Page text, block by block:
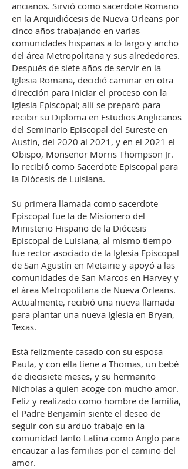
ancianos. Sirvió como sacerdote Romano
en la Arquidiócesis de Nueva Orleans por
cinco años trabajando en varias
comunidades hispanas a lo largo y ancho
del área Metropolitana y sus alrededores.
Después de siete años de servir en la
Iglesia Romana, decidió caminar en otra
dirección para iniciar el proceso con la
Iglesia Episcopal; allí se preparó para
recibir su Diploma en Estudios Anglicanos
del Seminario Episcopal del Sureste en
Austin, del 2020 al 2021, y en el 2021 el
Obispo, Monseñor Morris Thompson Jr.
lo recibió como Sacerdote Episcopal para
la Diócesis de Luisiana.
Su primera llamada como sacerdote
Episcopal fue la de Misionero del
Ministerio Hispano de la Diócesis
Episcopal de Luisiana, al mismo tiempo
fue rector asociado de la Iglesia Episcopal
de San Agustín en Metairie y apoyó a las
comunidades de San Marcos en Harvey y
el área Metropolitana de Nueva Orleans.
Actualmente, recibió una nueva llamada
para plantar una nueva Iglesia en Bryan,
Texas.
Está felizmente casado con su esposa
Paula, y con ella tiene a Thomas, un bebé
de diecisiete meses, y su hermanito
Nicholas a quien acoge con mucho amor.
Feliz y realizado como hombre de familia,
el Padre Benjamín siente el deseo de
seguir con su arduo trabajo en la
comunidad tanto Latina como Anglo para
encauzar a las familias por el camino del
amor.